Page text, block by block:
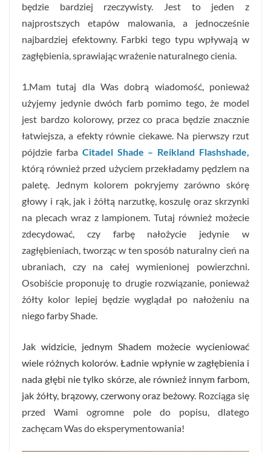
będzie bardziej rzeczywisty. Jest to jeden z
najprostszych etapów malowania, a jednocześnie
najbardziej efektowny. Farbki tego typu wpływają w
zagłębienia, sprawiając wrażenie naturalnego cienia.
1.Mam tutaj dla Was dobrą wiadomość, ponieważ
użyjemy jedynie dwóch farb pomimo tego, że model
jest bardzo kolorowy, przez co praca będzie znacznie
łatwiejsza, a efekty równie ciekawe. Na pierwszy rzut
pójdzie farba Citadel Shade – Reikland Flashshade,
którą również przed użyciem przekładamy pędzlem na
paletę. Jednym kolorem pokryjemy zarówno skórę
głowy i rąk, jak i żółtą narzutkę, koszulę oraz skrzynki
na plecach wraz z lampionem. Tutaj również możecie
zdecydować, czy farbę nałożycie jedynie w
zagłębieniach, tworząc w ten sposób naturalny cień na
ubraniach, czy na całej wymienionej powierzchni.
Osobiście proponuję to drugie rozwiązanie, ponieważ
żółty kolor lepiej będzie wyglądał po nałożeniu na
niego farby Shade.
Jak widzicie, jednym Shadem możecie wycieniować
wiele różnych kolorów. Ładnie wpłynie w zagłębienia i
nada głębi nie tylko skórze, ale również innym farbom,
jak żółty, brązowy, czerwony oraz beżowy. Rozciąga się
przed Wami ogromne pole do popisu, dlatego
zachęcam Was do eksperymentowania!